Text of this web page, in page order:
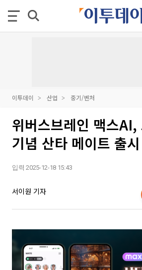
이투데이 산업 중기/벤처
위버스브레인 맥스AI,
기념 산타 메이트 출시
입력 2025-12-18 15:43
서이원 기자